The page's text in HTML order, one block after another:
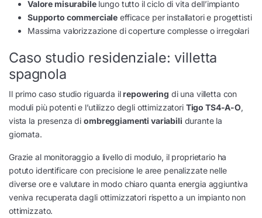
Valore misurabilelungo tutto il ciclo di vita dell’impianto
Supporto commerciale efficace per installatori e progettisti
Massima valorizzazione di coperture complesse o irregolari
Caso studio residenziale: villetta
spagnola
Il primo caso studio riguarda ilrepowering di una villetta con
moduli più potenti e l’utilizzo degli ottimizzatori Tigo TS4-A-O,
vista la presenza diombreggiamenti variabili durante la
giornata.
Grazie al monitoraggio a livello di modulo, il proprietario ha
potuto identificare con precisione le aree penalizzate nelle
diverse ore e valutare in modo chiaro quanta energia aggiuntiva
veniva recuperata dagli ottimizzatori rispetto a un impianto non
ottimizzato.